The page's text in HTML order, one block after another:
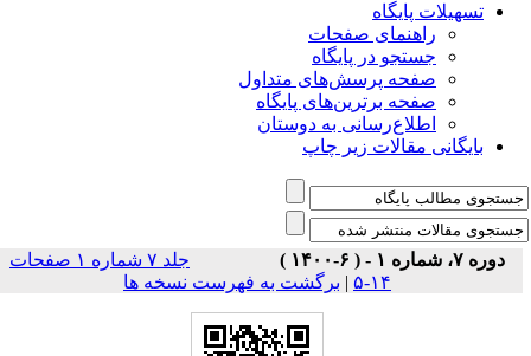
تسهیلات پایگاه
راهنمای صفحات
جستجو در پایگاه
صفحه پرسش‌های متداول
صفحه برترین‌های پایگاه
اطلاع‌رسانی به دوستان
بایگانی مقالات زیر چاپ
دوره ۷، شماره ۱ - ( ۶-۱۴۰۰ )
جلد ۷ شماره ۱ صفحات
۱۴-۵
|برگشت به فهرست نسخه ها